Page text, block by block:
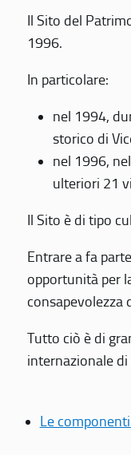
Il Sito del
1996.
In particolare:
nel 1994,
storico di
nel 1996,
ulteriori 21
Il Sito è di tipo
Entrare a fa
opportunità per
Tutto ciò è di
internazionale di
Le